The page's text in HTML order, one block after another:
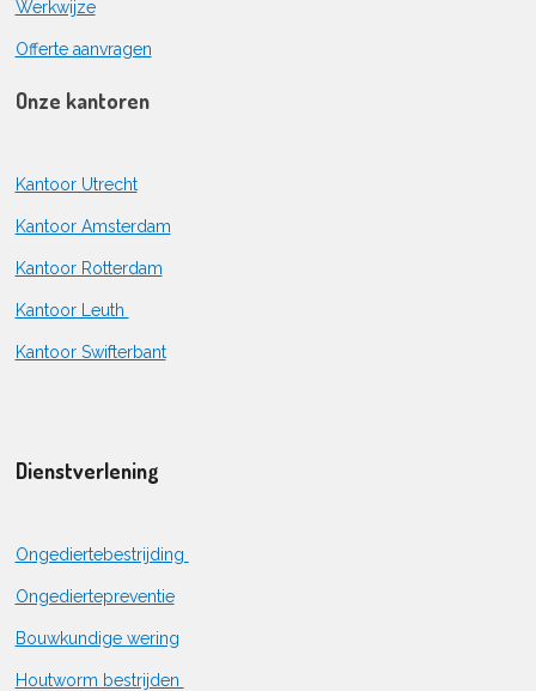
Werkwijze
Offerte aanvragen
Onze kantoren
Kantoor Utrecht
Kantoor Amsterdam
Kantoor Rotterdam
Kantoor Leuth
Kantoor Swifterbant
Dienstverlening
Ongediertebestrijding
Ongediertepreventie
Bouwkundige wering
Houtworm bestrijden